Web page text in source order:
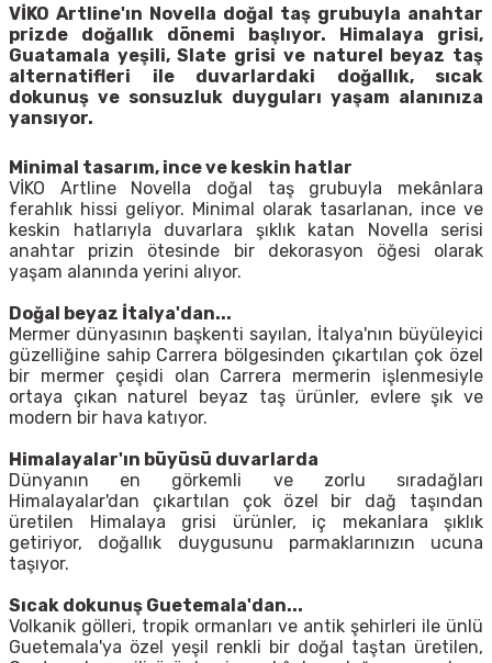
VİKO Artline'ın Novella doğal taş grubuyla anahtar
prizde doğallık dönemi başlıyor. Himalaya grisi,
Guatamala yeşili, Slate grisi ve naturel beyaz taş
alternatifleri ile duvarlardaki doğallık, sıcak
dokunuş ve sonsuzluk duyguları yaşam alanınıza
yansıyor.
Minimal tasarım, ince ve keskin hatlar
VİKO Artline Novella doğal taş grubuyla mekânlara
ferahlık hissi geliyor. Minimal olarak tasarlanan, ince ve
keskin hatlarıyla duvarlara şıklık katan Novella serisi
anahtar prizin ötesinde bir dekorasyon öğesi olarak
yaşam alanında yerini alıyor.
Doğal beyaz İtalya'dan...
Mermer dünyasının başkenti sayılan, İtalya'nın büyüleyici
güzelliğine sahip Carrera bölgesinden çıkartılan çok özel
bir mermer çeşidi olan Carrera mermerin işlenmesiyle
ortaya çıkan naturel beyaz taş ürünler, evlere şık ve
modern bir hava katıyor.
Himalayalar'ın büyüsü duvarlarda
Dünyanın en görkemli ve zorlu sıradağları
Himalayalar'dan çıkartılan çok özel bir dağ taşından
üretilen Himalaya grisi ürünler, iç mekanlara şıklık
getiriyor, doğallık duygusunu parmaklarınızın ucuna
taşıyor.
Sıcak dokunuş Guetemala'dan...
Volkanik gölleri, tropik ormanları ve antik şehirleri ile ünlü
Guetemala'ya özel yeşil renkli bir doğal taştan üretilen,